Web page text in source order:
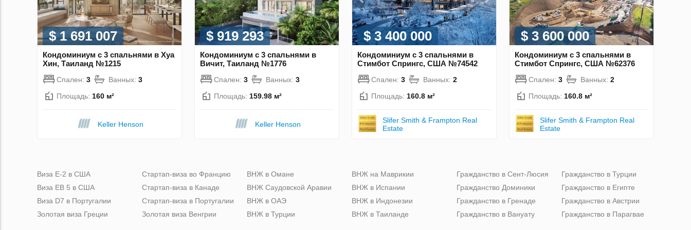
$ 1 691 007
Кондоминиум с 3 спальнями в Хуа
Хин, Таиланд №1215
Спален: 3 Ванных: 3
Площадь: 160 м²
Keller Henson
$ 919 293
Кондоминиум с 3 спальнями в
Вичит, Таиланд №1776
Спален: 3 Ванных: 3
Площадь: 159.98 м²
Keller Henson
$ 3 400 000
Кондоминиум с 3 спальнями в
Стимбот Спрингс, США №74542
Спален: 3 Ванных: 2
Площадь: 160.8 м²
Slifer Smith & Frampton Real
Estate
$ 3 600 000
Кондоминиум с 3 спальнями в
Стимбот Спрингс, США №62376
Спален: 3 Ванных: 2
Площадь: 160.8 м²
Slifer Smith & Frampton Real
Estate
Виза Е-2 в США
Виза ЕВ 5 в США
Виза D7 в Португалии
Золотая виза Греции
Стартап-виза во Францию
Стартап-виза в Канаде
Стартап-виза в Португалии
Золотая виза Венгрии
ВНЖ в Омане
ВНЖ Саудовской Аравии
ВНЖ в ОАЭ
ВНЖ в Турции
ВНЖ на Маврикии
ВНЖ в Испании
ВНЖ в Индонезии
ВНЖ в Таиланде
Гражданство в Сент-Люсия
Гражданство Доминики
Гражданство в Гренаде
Гражданство в Вануату
Гражданство в Турции
Гражданство в Египте
Гражданство в Австрии
Гражданство в Парагвае